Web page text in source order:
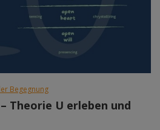
Begegnung
Theorie U erleben und